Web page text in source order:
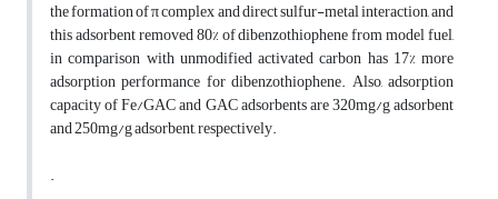
the formation of π complex and direct sulfur-metal interaction, and
this adsorbent removed 80% of dibenzothiophene from model fuel,
in comparison with unmodified activated carbon has 17% more
adsorption performance for dibenzothiophene. Also, adsorption
capacity of Fe/GAC and GAC adsorbents are 320mg/g adsorbent
and 250mg/g adsorbent, respectively.
.